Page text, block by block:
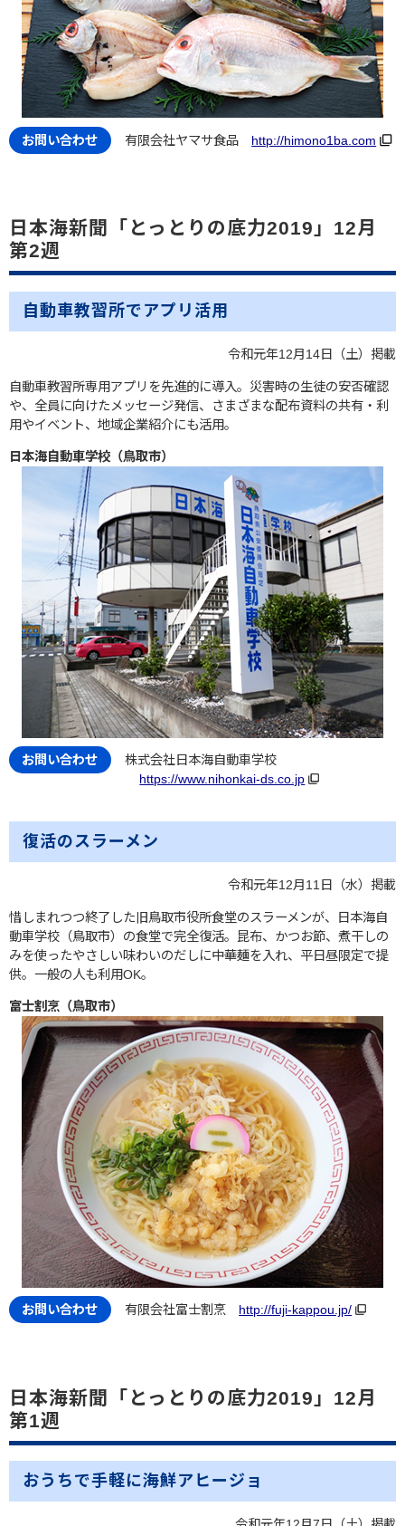
有限会社ヤマサ食品 http://himono1ba.com
日本海新聞「とっとりの底力2019」12月
第2週
自動車教習所でアプリ活用
令和元年12月14日（土）掲載
自動車教習所専用アプリを先進的に導入。災害時の生徒の安否確認
や、全員に向けたメッセージ発信、さまざまな配布資料の共有・利
用やイベント、地域企業紹介にも活用。
日本海自動車学校（鳥取市）
株式会社日本海自動車学校
https://www.nihonkai-ds.co.jp
復活のスラーメン
令和元年12月11日（水）掲載
惜しまれつつ終了した旧鳥取市役所食堂のスラーメンが、日本海自
動車学校（鳥取市）の食堂で完全復活。昆布、かつお節、煮干しの
みを使ったやさしい味わいのだしに中華麺を入れ、平日昼限定で提
供。一般の人も利用OK。
富士割烹（鳥取市）
有限会社富士割烹 http://fuji-kappou.jp/
日本海新聞「とっとりの底力2019」12月
第1週
おうちで手軽に海鮮アヒージョ